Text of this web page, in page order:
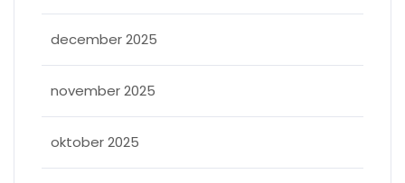
december 2025
november 2025
oktober 2025